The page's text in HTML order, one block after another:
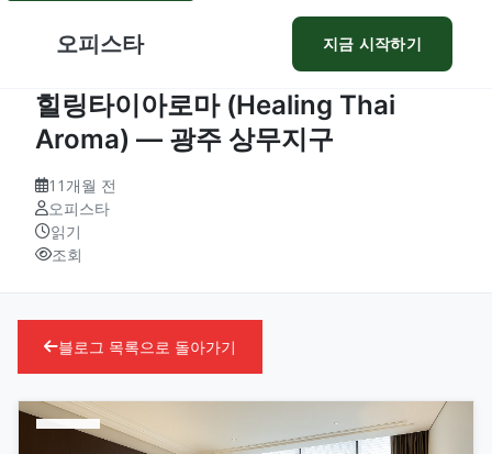
오피스타 지금 시작하기
힐링타이아로마 (Healing Thai
Aroma) — 광주 상무지구
11개월 전
오피스타
읽기
조회
블로그 목록으로 돌아가기